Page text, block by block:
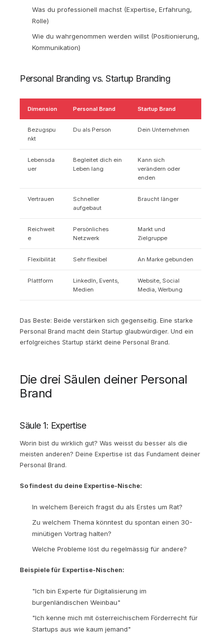
Was du professionell machst (Expertise, Erfahrung,
Rolle)
Wie du wahrgenommen werden willst (Positionierung,
Kommunikation)
Personal Branding vs. Startup Branding
Dimension Personal Brand Startup Brand
Bezugspu
nkt
Du als Person Dein Unternehmen
Lebensda
uer
Begleitet dich ein
Leben lang
Kann sich
verändern oder
enden
Vertrauen
Schneller
aufgebaut
Braucht länger
Reichweit
e
Persönliches
Netzwerk
Markt und
Zielgruppe
Flexibilität Sehr flexibel An Marke gebunden
Plattform
LinkedIn, Events,
Medien
Website, Social
Media, Werbung
Das Beste: Beide verstärken sich gegenseitig. Eine starke
Personal Brand macht dein Startup glaubwürdiger. Und ein
erfolgreiches Startup stärkt deine Personal Brand.
Die drei Säulen deiner Personal
Brand
Säule 1: Expertise
Worin bist du wirklich gut? Was weisst du besser als die
meisten anderen? Deine Expertise ist das Fundament deiner
Personal Brand.
So findest du deine Expertise-Nische:
In welchem Bereich fragst du als Erstes um Rat?
Zu welchem Thema könntest du spontan einen 30-
minütigen Vortrag halten?
Welche Probleme löst du regelmässig für andere?
Beispiele für Expertise-Nischen:
"Ich bin Experte für Digitalisierung im
burgenländischen Weinbau"
"Ich kenne mich mit österreichischem Förderrecht für
Startups aus wie kaum jemand"